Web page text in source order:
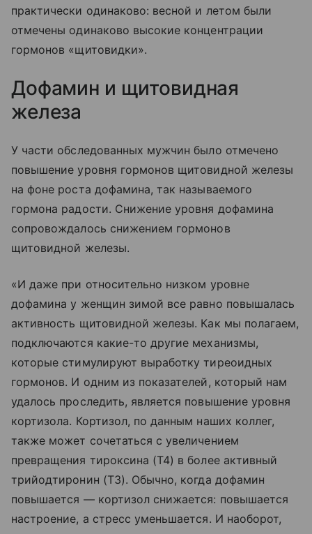
практически одинаково: весной и летом были
отмечены одинаково высокие концентрации
гормонов «щитовидки».
Дофамин и щитовидная
железа
У части обследованных мужчин было отмечено
повышение уровня гормонов щитовидной железы
на фоне роста дофамина, так называемого
гормона радости. Снижение уровня дофамина
сопровождалось снижением гормонов
щитовидной железы.
«И даже при относительно низком уровне
дофамина у женщин зимой все равно повышалась
активность щитовидной железы. Как мы полагаем,
подключаются какие-то другие механизмы,
которые стимулируют выработку тиреоидных
гормонов. И одним из показателей, который нам
удалось проследить, является повышение уровня
кортизола. Кортизол, по данным наших коллег,
также может сочетаться с увеличением
превращения тироксина (Т4) в более активный
трийодтиронин (Т3). Обычно, когда дофамин
повышается — кортизол снижается: повышается
настроение, а стресс уменьшается. И наоборот,